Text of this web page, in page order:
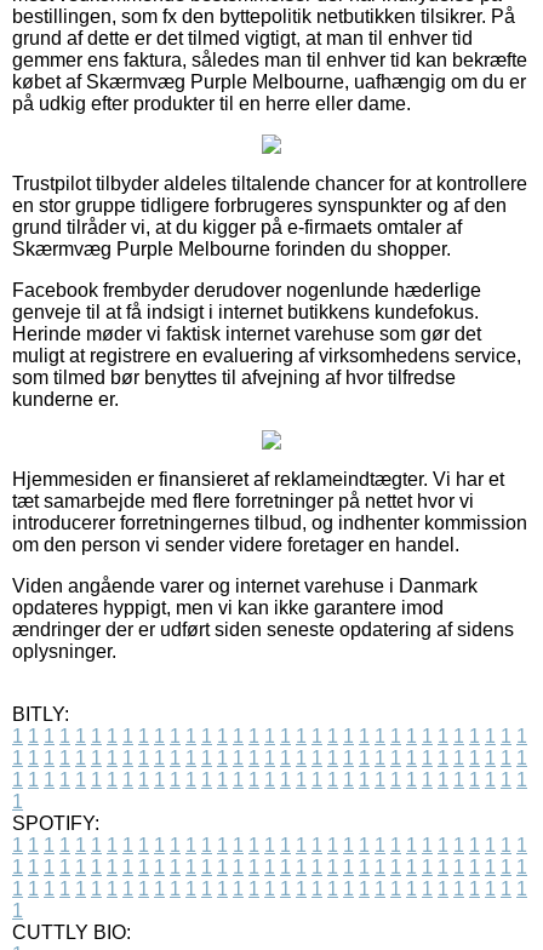
bestillingen, som fx den byttepolitik netbutikken tilsikrer. På
grund af dette er det tilmed vigtigt, at man til enhver tid
gemmer ens faktura, således man til enhver tid kan bekræfte
købet af Skærmvæg Purple Melbourne, uafhængig om du er
på udkig efter produkter til en herre eller dame.
Trustpilot tilbyder aldeles tiltalende chancer for at kontrollere
en stor gruppe tidligere forbrugeres synspunkter og af den
grund tilråder vi, at du kigger på e-firmaets omtaler af
Skærmvæg Purple Melbourne forinden du shopper.
Facebook frembyder derudover nogenlunde hæderlige
genveje til at få indsigt i internet butikkens kundefokus.
Herinde møder vi faktisk internet varehuse som gør det
muligt at registrere en evaluering af virksomhedens service,
som tilmed bør benyttes til afvejning af hvor tilfredse
kunderne er.
Hjemmesiden er finansieret af reklameindtægter. Vi har et
tæt samarbejde med flere forretninger på nettet hvor vi
introducerer forretningernes tilbud, og indhenter kommission
om den person vi sender videre foretager en handel.
Viden angående varer og internet varehuse i Danmark
opdateres hyppigt, men vi kan ikke garantere imod
ændringer der er udført siden seneste opdatering af sidens
oplysninger.
BITLY:
1 1 1 1 1 1 1 1 1 1 1 1 1 1 1 1 1 1 1 1 1 1 1 1 1 1 1 1 1 1 1 1 1
1 1 1 1 1 1 1 1 1 1 1 1 1 1 1 1 1 1 1 1 1 1 1 1 1 1 1 1 1 1 1 1 1
1 1 1 1 1 1 1 1 1 1 1 1 1 1 1 1 1 1 1 1 1 1 1 1 1 1 1 1 1 1 1 1 1
1
SPOTIFY:
1 1 1 1 1 1 1 1 1 1 1 1 1 1 1 1 1 1 1 1 1 1 1 1 1 1 1 1 1 1 1 1 1
1 1 1 1 1 1 1 1 1 1 1 1 1 1 1 1 1 1 1 1 1 1 1 1 1 1 1 1 1 1 1 1 1
1 1 1 1 1 1 1 1 1 1 1 1 1 1 1 1 1 1 1 1 1 1 1 1 1 1 1 1 1 1 1 1 1
1
CUTTLY BIO: